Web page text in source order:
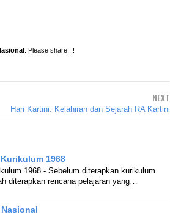
. Please share...!
NEXT
Hari Kartini: Kelahiran dan Sejarah RA Kartini
1968
1968 - Sebelum diterapkan kurikulum
diterapkan rencana pelajaran yang…